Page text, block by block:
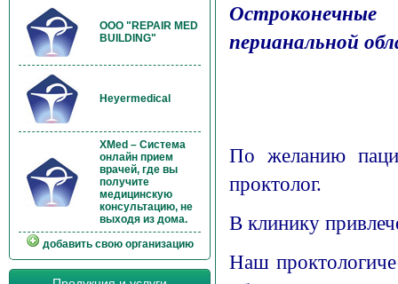
OOO "REPAIR MED
BUILDING"
Heyermedical
XMed – Система
онлайн прием
врачей, где вы
получите
медицинскую
консультацию, не
выходя из дома.
добавить свою организацию
перианальной
По желанию
проктолог.
В клинику
Наш